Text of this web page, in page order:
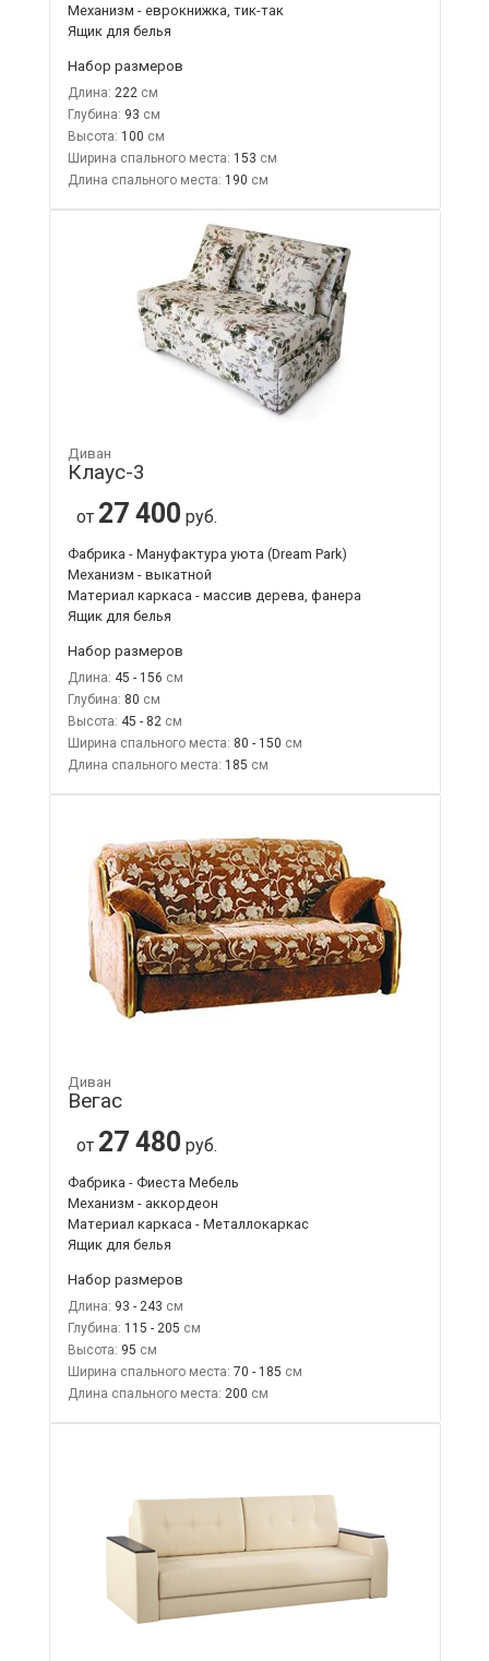
Механизм - еврокнижка, тик-так
Ящик для белья
Набор размеров
Длина: 222
Глубина: 93
Высота: 100
Ширина спального места: 153
Длина спального места: 190
Диван
Клаус-3
от 27 400 руб.
Фабрика - Мануфактура уюта (Dream Park)
Механизм - выкатной
Материал каркаса - массив дерева, фанера
Ящик для белья
Набор размеров
Длина: 45 - 156
Глубина: 80
Высота: 45 - 82
Ширина спального места: 80 - 150
Длина спального места: 185
Диван
Вегас
от 27 480 руб.
Фабрика - Фиеста Мебель
Механизм - аккордеон
Материал каркаса - Металлокаркас
Ящик для белья
Набор размеров
Длина: 93 - 243
Глубина: 115 - 205
Высота: 95
Ширина спального места: 70 - 185
Длина спального места: 200